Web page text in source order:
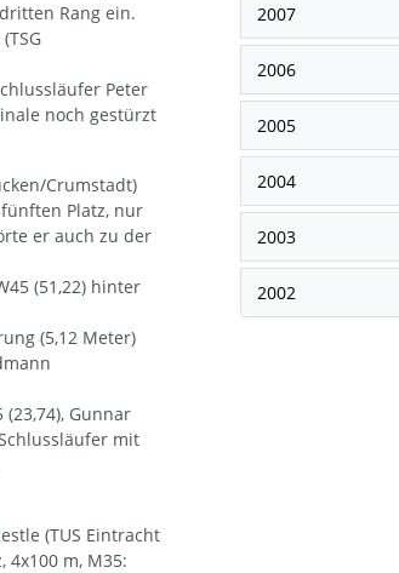
Rang ein.
Peter
noch gestürzt
Crumstadt)
Platz, nur
er auch zu der
(51,22) hinter
(5,12 Meter)
Gunnar
mit
(TUS Eintracht
4x100 m, M35:
2007
2006
2005
2004
2003
2002